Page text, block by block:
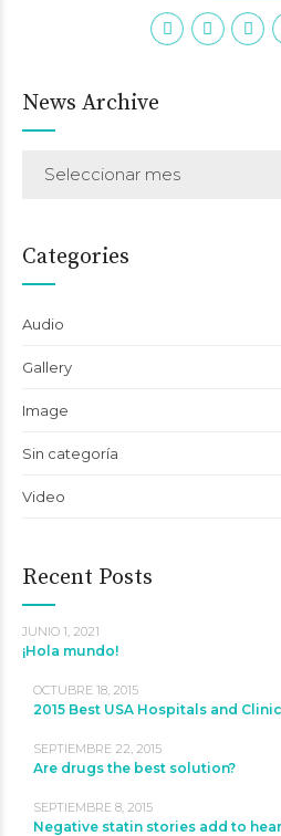
News Archive
Seleccionar mes
Categories
Audio
Gallery
Image
Sin categoría
Video
Recent Posts
JUNIO 1, 2021
¡Hola mundo!
OCTUBRE 18, 2015
2015 Best USA Hospitals and
SEPTIEMBRE 22, 2015
Are drugs the best solution?
SEPTIEMBRE 8, 2015
Negative statin stories add to